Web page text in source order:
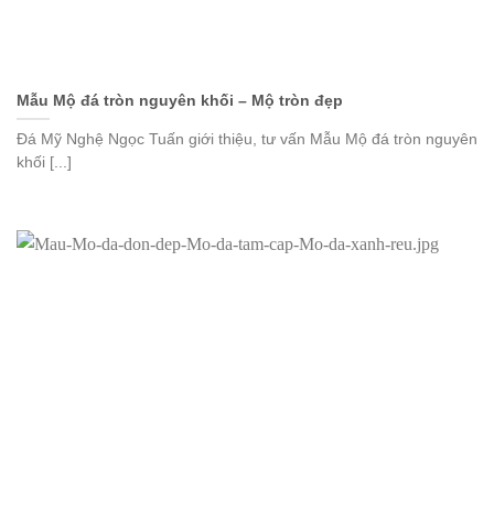
Mẫu Mộ đá tròn nguyên khối – Mộ tròn đẹp
Đá Mỹ Nghệ Ngọc Tuấn giới thiệu, tư vấn Mẫu Mộ đá tròn nguyên
khối [...]